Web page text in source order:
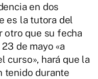
en dos
es la tutora del
otro que su fecha
de mayo «a
curso», hará que la
tenido durante